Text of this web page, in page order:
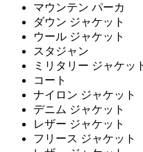
マウンテン パーカ
ダウン ジャケット
ウール ジャケット
スタジャン
ミリタリー ジャケッ
コート
ナイロン ジャケット
デニム ジャケット
レザー ジャケット
フリース ジャケット